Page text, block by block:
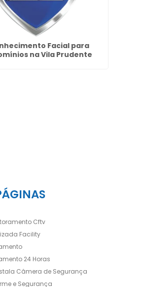
Facial para
na Vila Prudente
Cftv
Facility
24 Horas
Câmera de Segurança
e Segurança